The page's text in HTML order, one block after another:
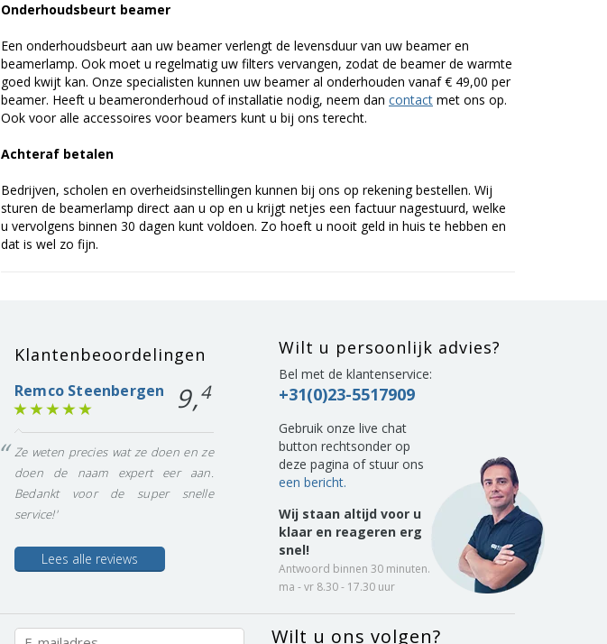
Onderhoudsbeurt beamer
Een onderhoudsbeurt aan uw beamer verlengt de levensduur van uw beamer en
beamerlamp. Ook moet u regelmatig uw filters vervangen, zodat de beamer de warmte
goed kwijt kan. Onze specialisten kunnen uw beamer al onderhouden vanaf € 49,00 per
beamer. Heeft u beameronderhoud of installatie nodig, neem dan contact met ons op.
Ook voor alle accessoires voor beamers kunt u bij ons terecht.
Achteraf betalen
Bedrijven, scholen en overheidsinstellingen kunnen bij ons op rekening bestellen. Wij
sturen de beamerlamp direct aan u op en u krijgt netjes een factuur nagestuurd, welke
u vervolgens binnen 30 dagen kunt voldoen. Zo hoeft u nooit geld in huis te hebben en
dat is wel zo fijn.
Klantenbeoordelingen
Remco Steenbergen 9,4
Ze weten precies wat ze doen en ze
doen de naam expert eer aan.
Bedankt voor de super snelle
service!'
Lees alle reviews
Wilt u persoonlijk advies?
Bel met de klantenservice:
+31(0)23-5517909
Gebruik onze live chat
button rechtsonder op
deze pagina of stuur ons
een bericht.
Wij staan altijd voor u
klaar en reageren erg
snel!
Antwoord binnen 30 minuten.
ma - vr 8.30 - 17.30 uur
Wilt u ons volgen?